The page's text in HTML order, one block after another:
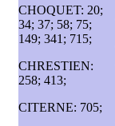
CHOQUET: 20;
34; 37; 58; 75;
149; 341; 715;
CHRESTIEN:
258; 413;
CITERNE: 705;